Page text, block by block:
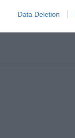
Data Deletion